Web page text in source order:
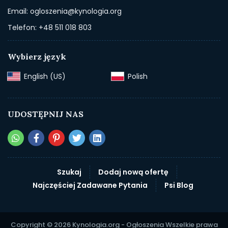
Email: ogloszenia@kynologia.org
Telefon: +48 511 018 803
Wybierz język
English (US)‎
Polish‎
UDOSTĘPNIJ NAS
Szukaj
Dodaj nową ofertę
Najczęściej Zadawane Pytania
Psi Blog
Copyright © 2026 Kynologia.org - Ogłoszenia Wszelkie prawa